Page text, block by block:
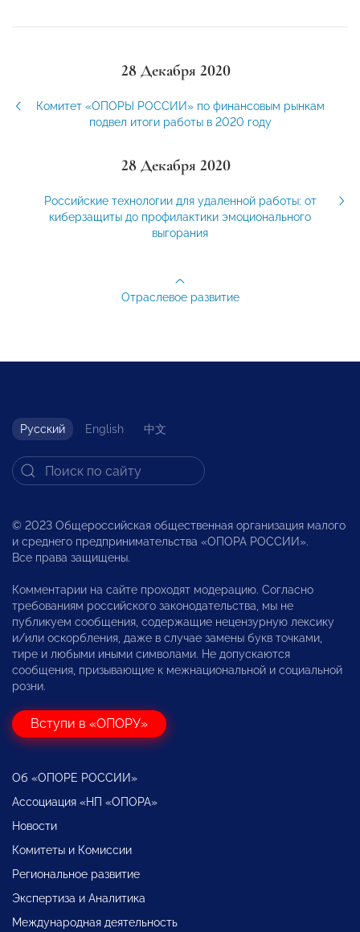
28 Декабря 2020
Комитет «ОПОРЫ РОССИИ» по финансовым рынкам
подвел итоги работы в 2020 году
28 Декабря 2020
Российские технологии для удаленной работы: от
киберзащиты до профилактики эмоционального
выгорания
Отраслевое развитие
Русский English 中文
© 2023 Общероссийская общественная организация малого
и среднего предпринимательства «ОПОРА РОССИИ».
Все права защищены.
Комментарии на сайте проходят модерацию. Согласно
требованиям российского законодательства, мы не
публикуем сообщения, содержащие нецензурную лексику
и/или оскорбления, даже в случае замены букв точками,
тире и любыми иными символами. Не допускаются
сообщения, призывающие к межнациональной и социальной
розни.
Вступи в «ОПОРУ»
Об «ОПОРЕ РОССИИ»
Ассоциация «НП «ОПОРА»
Новости
Комитеты и Комиссии
Региональное развитие
Экспертиза и Аналитика
Международная деятельность